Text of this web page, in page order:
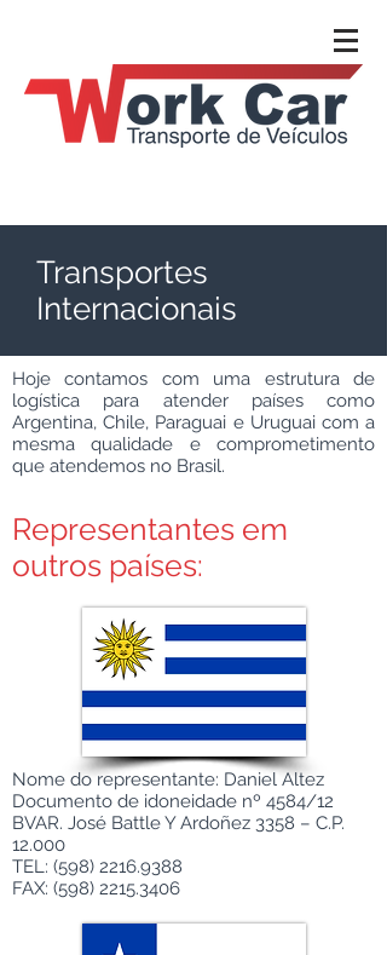
Transportes
Internacionais
Hoje contamos com uma estrutura de
logística para atender países como
Argentina, Chile, Paraguai e Uruguai com a
mesma qualidade e comprometimento
que atendemos no Brasil.
Representantes em
outros países:
Nome do representante: Daniel Altez
Documento de idoneidade nº 4584/12
BVAR. José Battle Y Ardoñez 3358 – C.P.
12.000
TEL: (598) 2216.9388
FAX: (598) 2215.3406